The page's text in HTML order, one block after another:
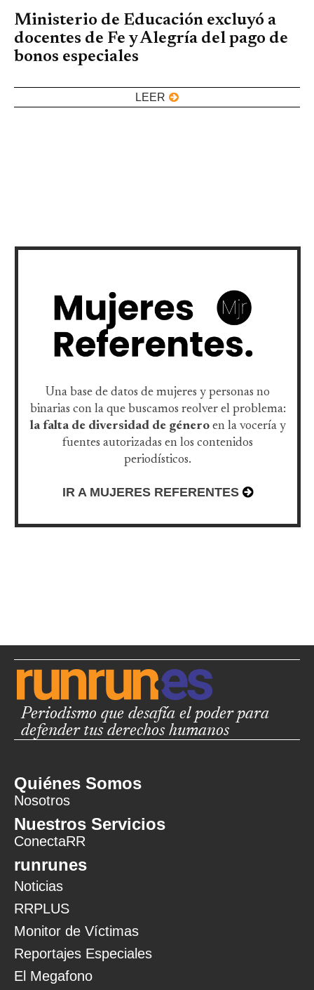
Ministerio de Educación excluyó a
docentes de Fe y Alegría del pago de
bonos especiales
LEER
Una base de datos de mujeres y personas no
binarias con la que buscamos reolver el problema:
la falta de diversidad de género en la vocería y
fuentes autorizadas en los contenidos
periodísticos.
IR A MUJERES REFERENTES
Periodismo que desafía el poder para
defender tus derechos humanos
Quiénes Somos
Nosotros
Nuestros Servicios
ConectaRR
runrunes
Noticias
RRPLUS
Monitor de Víctimas
Reportajes Especiales
El Megafono